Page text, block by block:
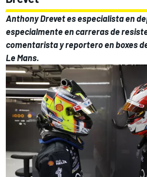
Anthony Drevet es especialista en
especialmente en carreras de
comentarista y reportero en boxes
Le Mans.